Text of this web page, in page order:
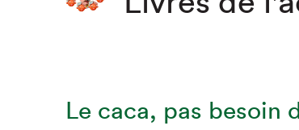
Le caca, pas besoin